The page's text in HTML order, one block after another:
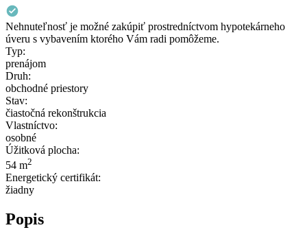
Nehnuteľnosť je možné zakúpiť prostredníctvom hypotekárneho
úveru s vybavením ktorého Vám radi pomôžeme.
Typ:
prenájom
Druh:
obchodné priestory
Stav:
čiastočná rekonštrukcia
Vlastníctvo:
osobné
Úžitková plocha:
54 m2
Energetický certifikát:
žiadny
Popis